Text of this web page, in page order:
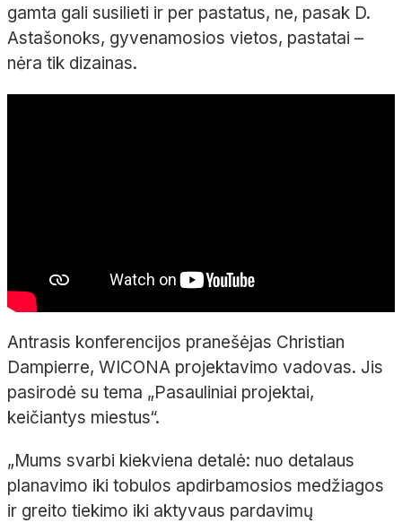
gamta gali susilieti ir per pastatus, ne, pasak D.
Astašonoks, gyvenamosios vietos, pastatai –
nėra tik dizainas.
Antrasis konferencijos pranešėjas Christian
Dampierre, WICONA projektavimo vadovas. Jis
pasirodė su tema „Pasauliniai projektai,
keičiantys miestus“.
„Mums svarbi kiekviena detalė: nuo detalaus
planavimo iki tobulos apdirbamosios medžiagos
ir greito tiekimo iki aktyvaus pardavimų